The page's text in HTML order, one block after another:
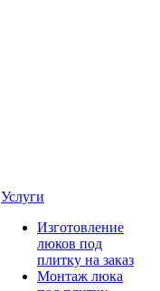
Услуги
Изготовление
люков под
плитку на заказ
Монтаж люка